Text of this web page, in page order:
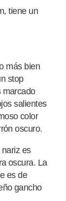
tiene un
más bien
stop
marcado
salientes
color
oscuro.
es
oscura. La
es de
gancho